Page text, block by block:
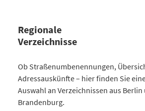
Regionale
Verzeichnisse
KategorieStraßenumbenennungen
2013
7
2014
8
2015
8
Ob Straßenumbenennungen,
Adressauskünfte – hier finden Sie
Auswahl an Verzeichnissen aus Berlin
Brandenburg.